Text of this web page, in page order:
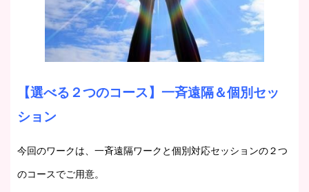
【選べる２つのコース 】一斉遠隔＆個別セッ
ション
今回のワークは、一斉遠隔ワークと個別対応セッションの２つ
のコースでご用意。